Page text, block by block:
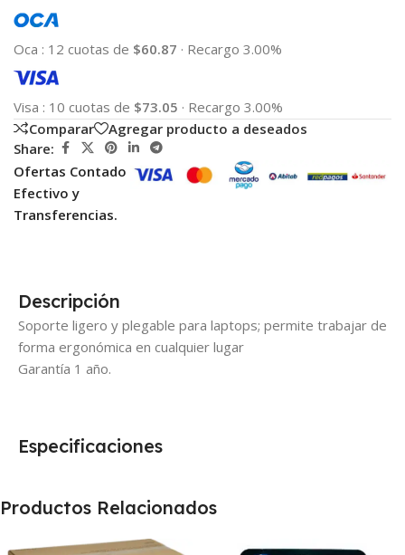
Oca : 12 cuotas de $60.87 · Recargo 3.00%
Visa : 10 cuotas de $73.05 · Recargo 3.00%
Comparar
Agregar producto a deseados
Share:
Ofertas Contado
Efectivo y
Transferencias.
Descripción
Soporte ligero y plegable para laptops; permite trabajar de
forma ergonómica en cualquier lugar
Garantía 1 año.
Especificaciones
Productos Relacionados